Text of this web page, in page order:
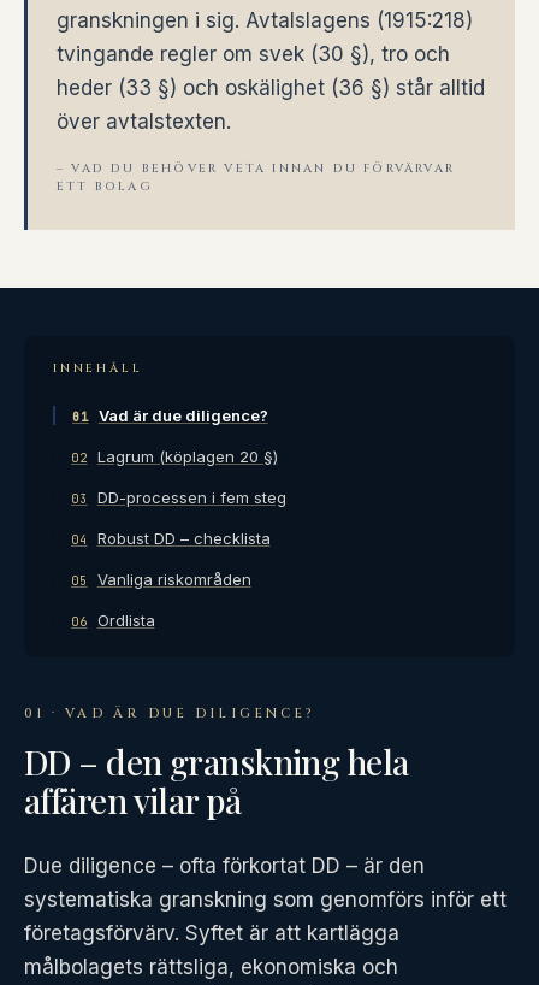
granskningen i sig. Avtalslagens (1915:218)
tvingande regler om svek (30 §), tro och
heder (33 §) och oskälighet (36 §) står alltid
över avtalstexten.
– VAD DU BEHÖVER VETA INNAN DU FÖRVÄRVAR
ETT BOLAG
INNEHÅLL
01 Vad är due diligence?
02 Lagrum (köplagen 20 §)
03 DD-processen i fem steg
04 Robust DD – checklista
05 Vanliga riskområden
06 Ordlista
01 · VAD ÄR DUE DILIGENCE?
DD – den granskning hela
affären vilar på
Due diligence – ofta förkortat DD – är den
systematiska granskning som genomförs inför ett
företagsförvärv. Syftet är att kartlägga
målbolagets rättsliga, ekonomiska och